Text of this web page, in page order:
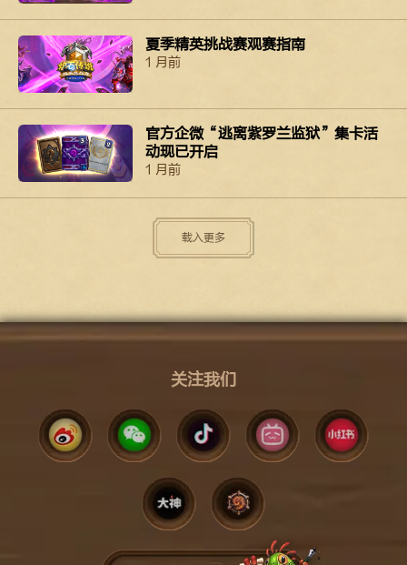
夏季精英挑战赛观赛指南
1 月前
官方企微“逃离紫罗兰监狱”集卡活
动现已开启
1 月前
载入更多
关注我们